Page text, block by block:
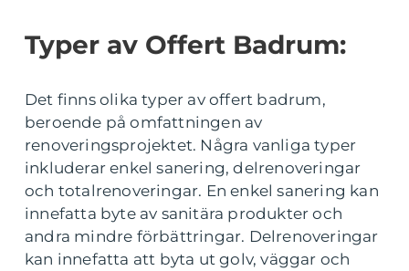
Typer av Offert Badrum:
Det finns olika typer av offert badrum,
beroende på omfattningen av
renoveringsprojektet. Några vanliga typer
inkluderar enkel sanering, delrenoveringar
och totalrenoveringar. En enkel sanering kan
innefatta byte av sanitära produkter och
andra mindre förbättringar. Delrenoveringar
kan innefatta att byta ut golv, väggar och